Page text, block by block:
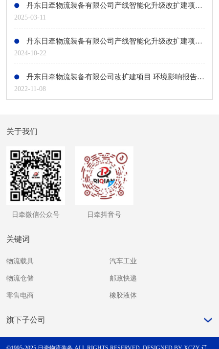
丹东日牵物流装备有限公司产线智能化升级改扩建项目环境影响评价第二次公示
2025-03-11
丹东日牵物流装备有限公司产线智能化升级改扩建项目环境影响评价第一次公示
2024-10-22
丹东日牵物流装备有限公司改扩建项目 环境影响报告书第二次公示
2022-11-08
关于我们
日牵微信公众号 日牵抖音号
关键词
物流载具 汽车工业
物流仓储 邮政快递
零售电商 橡胶液体
旗下子公司